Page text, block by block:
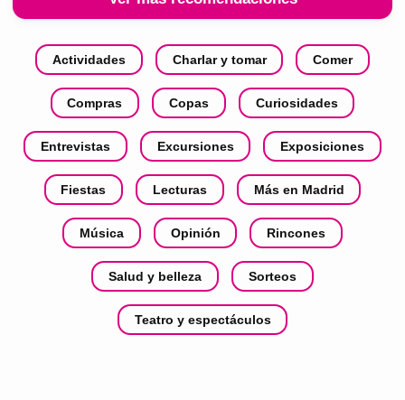
Actividades Charlar y tomar Comer
Compras Copas Curiosidades
Entrevistas Excursiones Exposiciones
Fiestas Lecturas Más en Madrid
Música Opinión Rincones
Salud y belleza Sorteos
Teatro y espectáculos